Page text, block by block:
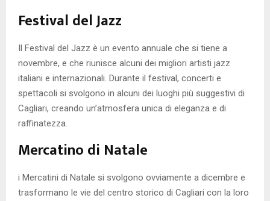
Festival del Jazz
Il Festival del Jazz è un evento annuale che si tiene a
novembre, e che riunisce alcuni dei migliori artisti jazz
italiani e internazionali. Durante il festival, concerti e
spettacoli si svolgono in alcuni dei luoghi più suggestivi di
Cagliari, creando un’atmosfera unica di eleganza e di
raffinatezza.
Mercatino di Natale
i Mercatini di Natale si svolgono ovviamente a dicembre e
trasformano le vie del centro storico di Cagliari con la loro